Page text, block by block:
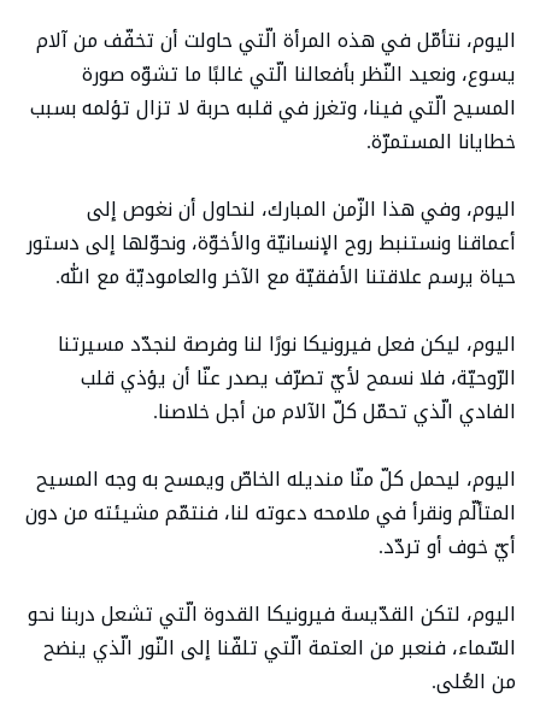
اليوم، نتأمّل في هذه المرأة الّتي حاولت أن تخفّف من آلام
يسوع، ونعيد النّظر بأفعالنا الّتي غالبًا ما تشوّه صورة
المسيح الّتي فينا، وتغرز في قلبه حربة لا تزال تؤلمه بسبب
خطايانا المستمرّة.
اليوم، وفي هذا الزّمن المبارك، لنحاول أن نغوص إلى
أعماقنا ونستنبط روح الإنسانيّة والأخوّة، ونحوّلها إلى دستور
حياة يرسم علاقتنا الأفقيّة مع الآخر والعاموديّة مع الله.
اليوم، ليكن فعل فيرونيكا نورًا لنا وفرصة لنجدّد مسيرتنا
الرّوحيّة، فلا نسمح لأيّ تصرّف يصدر عنّا أن يؤذي قلب
الفادي الّذي تحمّل كلّ الآلام من أجل خلاصنا.
اليوم، ليحمل كلّ منّا منديله الخاصّ ويمسح به وجه المسيح
المتألّم ونقرأ في ملامحه دعوته لنا، فنتمّم مشيئته من دون
أيّ خوف أو تردّد.
اليوم، لتكن القدّيسة فيرونيكا القدوة الّتي تشعل دربنا نحو
السّماء، فنعبر من العتمة الّتي تلفّنا إلى النّور الّذي ينضح
من العُلى.